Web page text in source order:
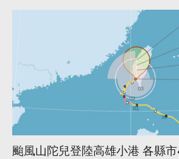
颱風山陀兒登陸高雄小港 各縣